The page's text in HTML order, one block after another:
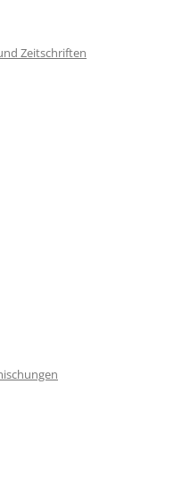
Zeitschriften